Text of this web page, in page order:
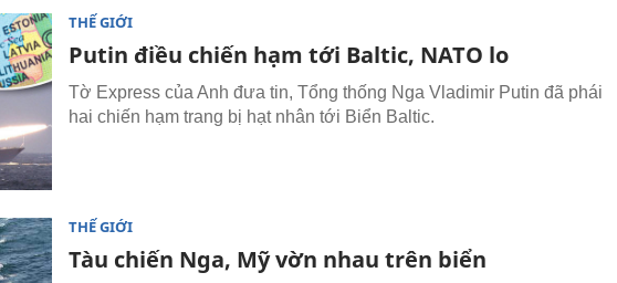
THẾ GIỚI
Putin điều chiến hạm tới Baltic, NATO lo
Tờ Express của Anh đưa tin, Tổng thống Nga Vladimir Putin đã phái
hai chiến hạm trang bị hạt nhân tới Biển Baltic.
THẾ GIỚI
Tàu chiến Nga, Mỹ vờn nhau trên biển